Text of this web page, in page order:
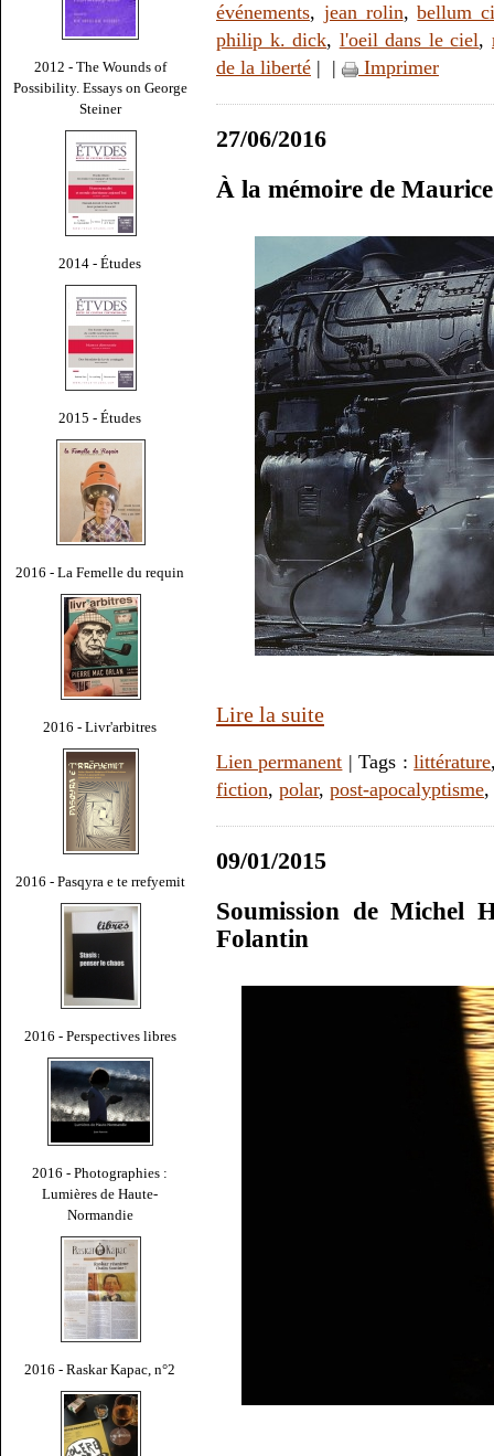
2012 - The Wounds of
Possibility. Essays on George
Steiner
2014 - Études
2015 - Études
2016 - La Femelle du requin
2016 - Livr'arbitres
2016 - Pasqyra e te rrefyemit
2016 - Perspectives libres
2016 - Photographies :
Lumières de Haute-
Normandie
2016 - Raskar Kapac, n°2
événements, jean rolin,bellum
philip k. dick, l'oeil dans le ciel,
de la liberté | | Imprimer
27/06/2016
À la mémoire de
Lire la suite
Lien permanent | Tags :littérature
fiction, polar, post-apocalyptisme,
09/01/2015
Soumission de Michel
Folantin